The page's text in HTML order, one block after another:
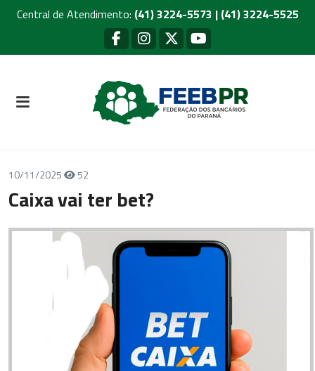
Central de Atendimento: (41) 3224-5573 | (41) 3224-5525
10/11/2025 52
Caixa vai ter bet?